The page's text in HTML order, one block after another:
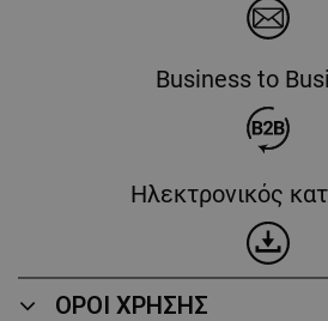
Business to
Ηλεκτρονικός
ΟΡΟΙ ΧΡΗΣΗΣ